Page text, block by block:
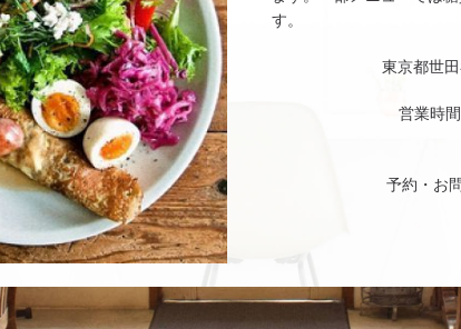
す。
東京都世
営業時
予約・お